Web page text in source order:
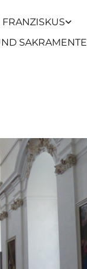
FRANZISKUS
SAKRAMENTE